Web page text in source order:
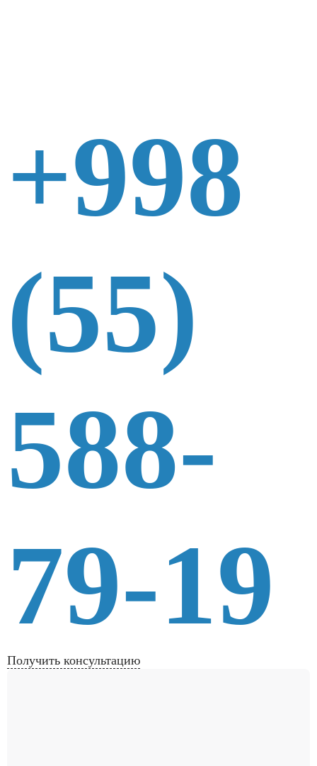
+998
(55)
588-
79-19
Получить консультацию